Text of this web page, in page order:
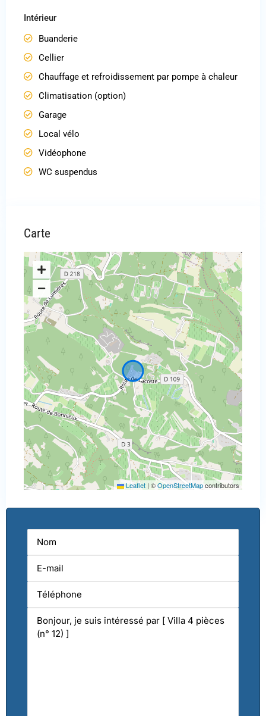
Intérieur
Buanderie
Cellier
Chauffage et refroidissement par pompe à chaleur
Climatisation (option)
Garage
Local vélo
Vidéophone
WC suspendus
Carte
Leaflet | ©OpenStreetMapcontributors